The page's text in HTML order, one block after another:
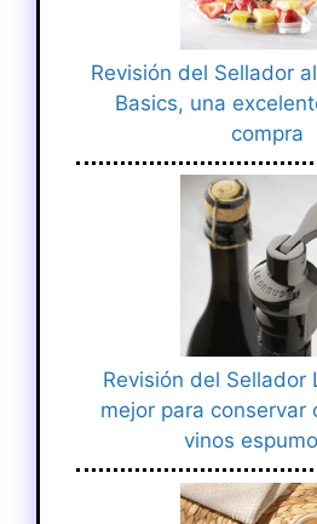
Revisión del Sellador
Basics, una
compra
Revisión del Sellador
mejor para conservar
vinos